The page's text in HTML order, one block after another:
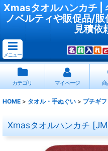
Xmasタオルハンカチ |
ノベルティや販促品/
見積依
メニュー
カテゴリ マイページ
HOME > タオル・手ぬぐい > プチギフ
Xmasタオルハンカチ [